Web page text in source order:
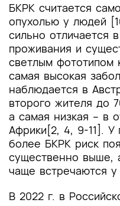
БКРК считается
опухолью у людей
сильно отличается
проживания и
светлым фототипом
самая высокая
наблюдается в
второго жителя до
а самая низкая – в
Африки[2, 4, 9-11]. У
более БКРК риск
существенно выше,
чаще встречаются
В 2022 г. в